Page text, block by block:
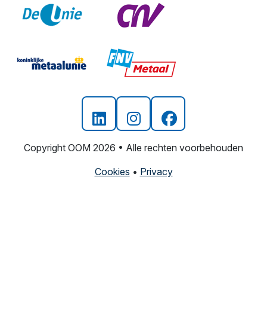
Copyright OOM 2026 • Alle rechten voorbehouden
Cookies • Privacy